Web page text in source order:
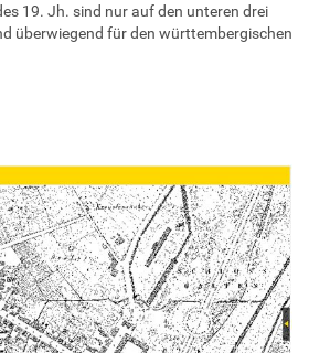
19. Jh. sind nur auf den unteren drei
überwiegend für den württembergischen